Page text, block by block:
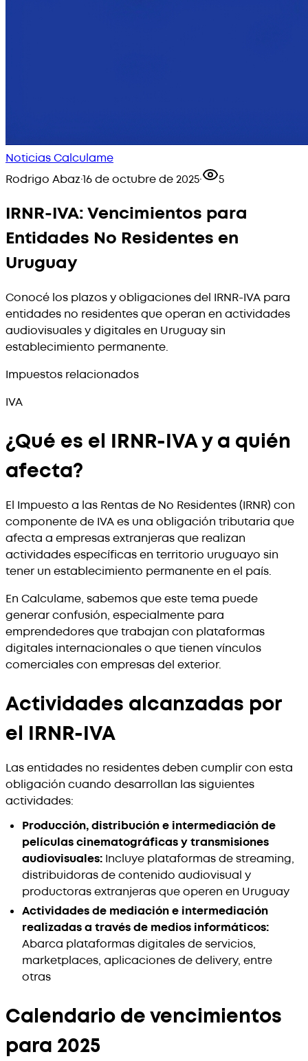
Noticias Calculame
Rodrigo Abaz·16 de octubre de 2025· 5
IRNR-IVA: Vencimientos para
Entidades No Residentes en
Uruguay
Conocé los plazos y obligaciones del IRNR-IVA para
entidades no residentes que operan en actividades
audiovisuales y digitales en Uruguay sin
establecimiento permanente.
Impuestos relacionados
IVA
¿Qué es el IRNR-IVA y a quién
afecta?
El Impuesto a las Rentas de No Residentes (IRNR) con
componente de IVA es una obligación tributaria que
afecta a empresas extranjeras que realizan
actividades específicas en territorio uruguayo sin
tener un establecimiento permanente en el país.
En Calculame, sabemos que este tema puede
generar confusión, especialmente para
emprendedores que trabajan con plataformas
digitales internacionales o que tienen vínculos
comerciales con empresas del exterior.
Actividades alcanzadas por
el IRNR-IVA
Las entidades no residentes deben cumplir con esta
obligación cuando desarrollan las siguientes
actividades:
Producción, distribución e intermediación de
películas cinematográficas y transmisiones
audiovisuales: Incluye plataformas de streaming,
distribuidoras de contenido audiovisual y
productoras extranjeras que operen en Uruguay
Actividades de mediación e intermediación
realizadas a través de medios informáticos:
Abarca plataformas digitales de servicios,
marketplaces, aplicaciones de delivery, entre
otras
Calendario de vencimientos
para 2025